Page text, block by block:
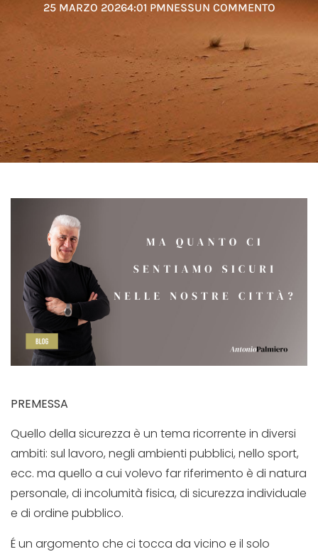
25 MARZO 20264:01 PMNESSUN COMMENTO
PREMESSA
Quello della sicurezza è un tema ricorrente in diversi
ambiti: sul lavoro, negli ambienti pubblici, nello sport,
ecc. ma quello a cui volevo far riferimento è di natura
personale, di incolumità fisica, di sicurezza individuale
e di ordine pubblico.
É un argomento che ci tocca da vicino e il solo